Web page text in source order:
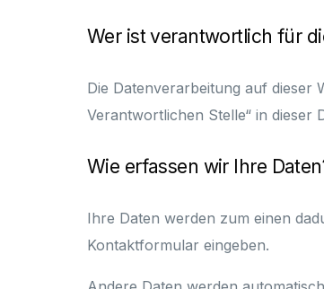
Wer ist verantwortlich für
Die Datenverarbeitung auf dieser
Verantwortlichen Stelle“ in dieser
Wie erfassen wir Ihre
Ihre Daten werden zum einen
Kontaktformular eingeben.